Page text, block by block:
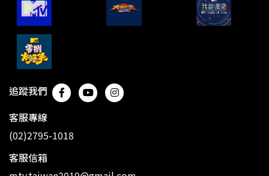
追蹤我們
客服專線
(02)2795-1018
客服信箱